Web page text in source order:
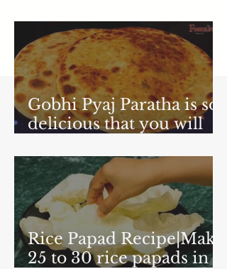
Delicious and easy
homemade recipe
Gobhi Pyaj Paratha is so
delicious that you will
Gobhi Pyaj Paratha
Recipe
Rice Papad Recipe|Make
25 to 30 rice papads in 1